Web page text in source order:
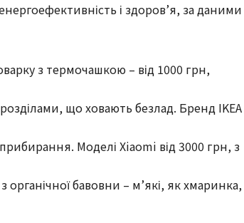
і здоров’я, за даними
з термочашкою – від 1000 грн,
що ховають безлад. Бренд IKEA
Моделі Xiaomi від 3000 грн, з
органічної бавовни – м’які, як хмаринка,